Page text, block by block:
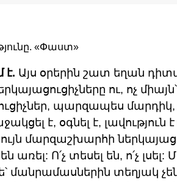
է. Այս օրերին շատ եղան
ու, ոչ
պարզապես
է, օգնել է, լավություն է
մարզաշխարհի
Ո՛չ տեսել են, ո՛չ լսել:
մանրամասներին տեղյակ